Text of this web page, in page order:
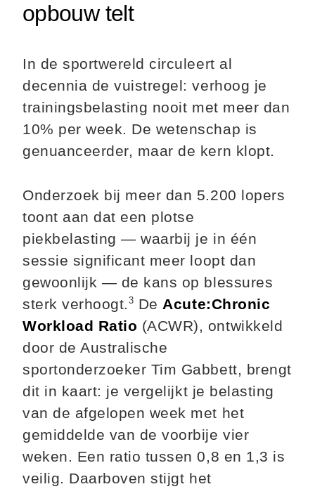
opbouw telt
In de sportwereld circuleert al
decennia de vuistregel: verhoog je
trainingsbelasting nooit met meer dan
10% per week. De wetenschap is
genuanceerder, maar de kern klopt.
Onderzoek bij meer dan 5.200 lopers
toont aan dat een plotse
piekbelasting — waarbij je in één
sessie significant meer loopt dan
gewoonlijk — de kans op blessures
sterk verhoogt. 3 De Acute:Chronic
Workload Ratio (ACWR), ontwikkeld
door de Australische
sportonderzoeker Tim Gabbett, brengt
dit in kaart: je vergelijkt je belasting
van de afgelopen week met het
gemiddelde van de voorbije vier
weken. Een ratio tussen 0,8 en 1,3 is
veilig. Daarboven stijgt het